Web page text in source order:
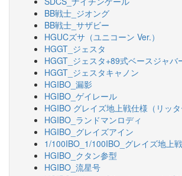
BB戦士_ジオング
BB戦士_サザビー
HGUCズサ（ユニコーン Ver.）
HGGT_ジェスタ
HGGT_ジェスタ+89式ベースジャバ
HGGT_ジェスタキャノン
HGIBO_漏影
HGIBO_ゲイレール
HGIBO グレイズ地上戦仕様（リッタ
HGIBO_ランドマンロディ
HGIBO_グレイズアイン
1/100IBO_1/100IBO_グレイズ地上
HGIBO_クタン参型
HGIBO_流星号